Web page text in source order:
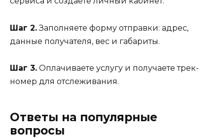
Шаг 2.Заполняете форму отправки: адрес,
данные получателя, вес и габариты.
Шаг 3. Оплачиваете услугу и получаете трек-
номер для отслеживания.
Ответы на популярные
вопросы